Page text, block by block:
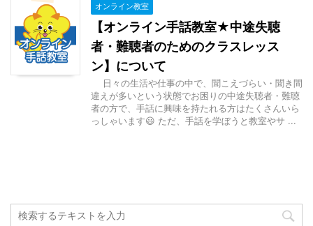
オンライン教室
【オンライン手話教室★中途失聴
者・難聴者のためのクラスレッス
ン】について
日々の生活や仕事の中で、聞こえづらい・聞き間
違えが多いという状態でお困りの中途失聴者・難聴
者の方で、手話に興味を持たれる方はたくさんいら
っしゃいます😃 ただ、手話を学ぼうと教室やサ ...